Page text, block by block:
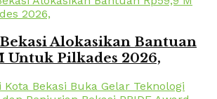
Alokasikan Bantuan
Untuk Pilkades 2026,